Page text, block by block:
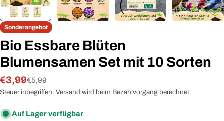
Sonderangebot
Bio Essbare Blüten
Blumensamen Set mit 10 Sorten
Verkaufspreis
€3,99
Regulärer
Preis
€5,99
Steuer inbegriffen. Versand wird beim Bezahlvorgang berechnet.
Auf Lager verfügbar